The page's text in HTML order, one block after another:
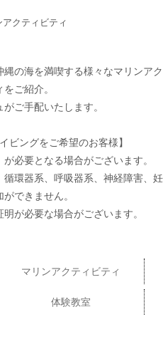
アクティビティ
の海を満喫する様々なマリンアク
ご紹介。
ご手配いたします。
ビングをご希望のお客様】
必要となる場合がございます。
環器系、呼吸器系、神経障害、妊
できません。
が必要な場合がございます。
マリンアクティビティ
体験教室